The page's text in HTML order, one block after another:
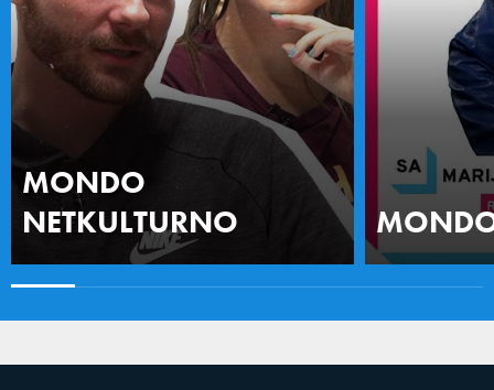
MONDO
NETKULTURNO